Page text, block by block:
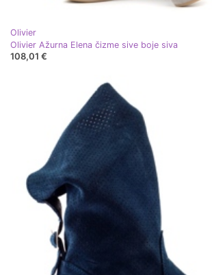
Olivier
Olivier Ažurna Elena čizme sive boje siva
108,01 €